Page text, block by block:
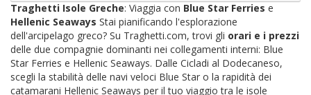
Traghetti Isole Greche: Viaggia con Blue Star Ferries e
Hellenic Seaways Stai pianificando l'esplorazione
dell'arcipelago greco? Su Traghetti.com, trovi gli orari e i prezzi
delle due compagnie dominanti nei collegamenti interni: Blue
Star Ferries e Hellenic Seaways. Dalle Cicladi al Dodecaneso,
scegli la stabilità delle navi veloci Blue Star o la rapidità dei
catamarani Hellenic Seaways per il tuo viaggio tra le isole